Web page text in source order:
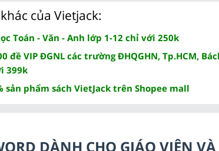
của Vietjack:
Toán - Văn - Anh lớp 1-12 chỉ với 250k
đề VIP ĐGNL các trường ĐHQGHN, Tp.HCM,
399k
sản phẩm sách VietJack trên Shopee mall
DÀNH CHO GIÁO VIÊN